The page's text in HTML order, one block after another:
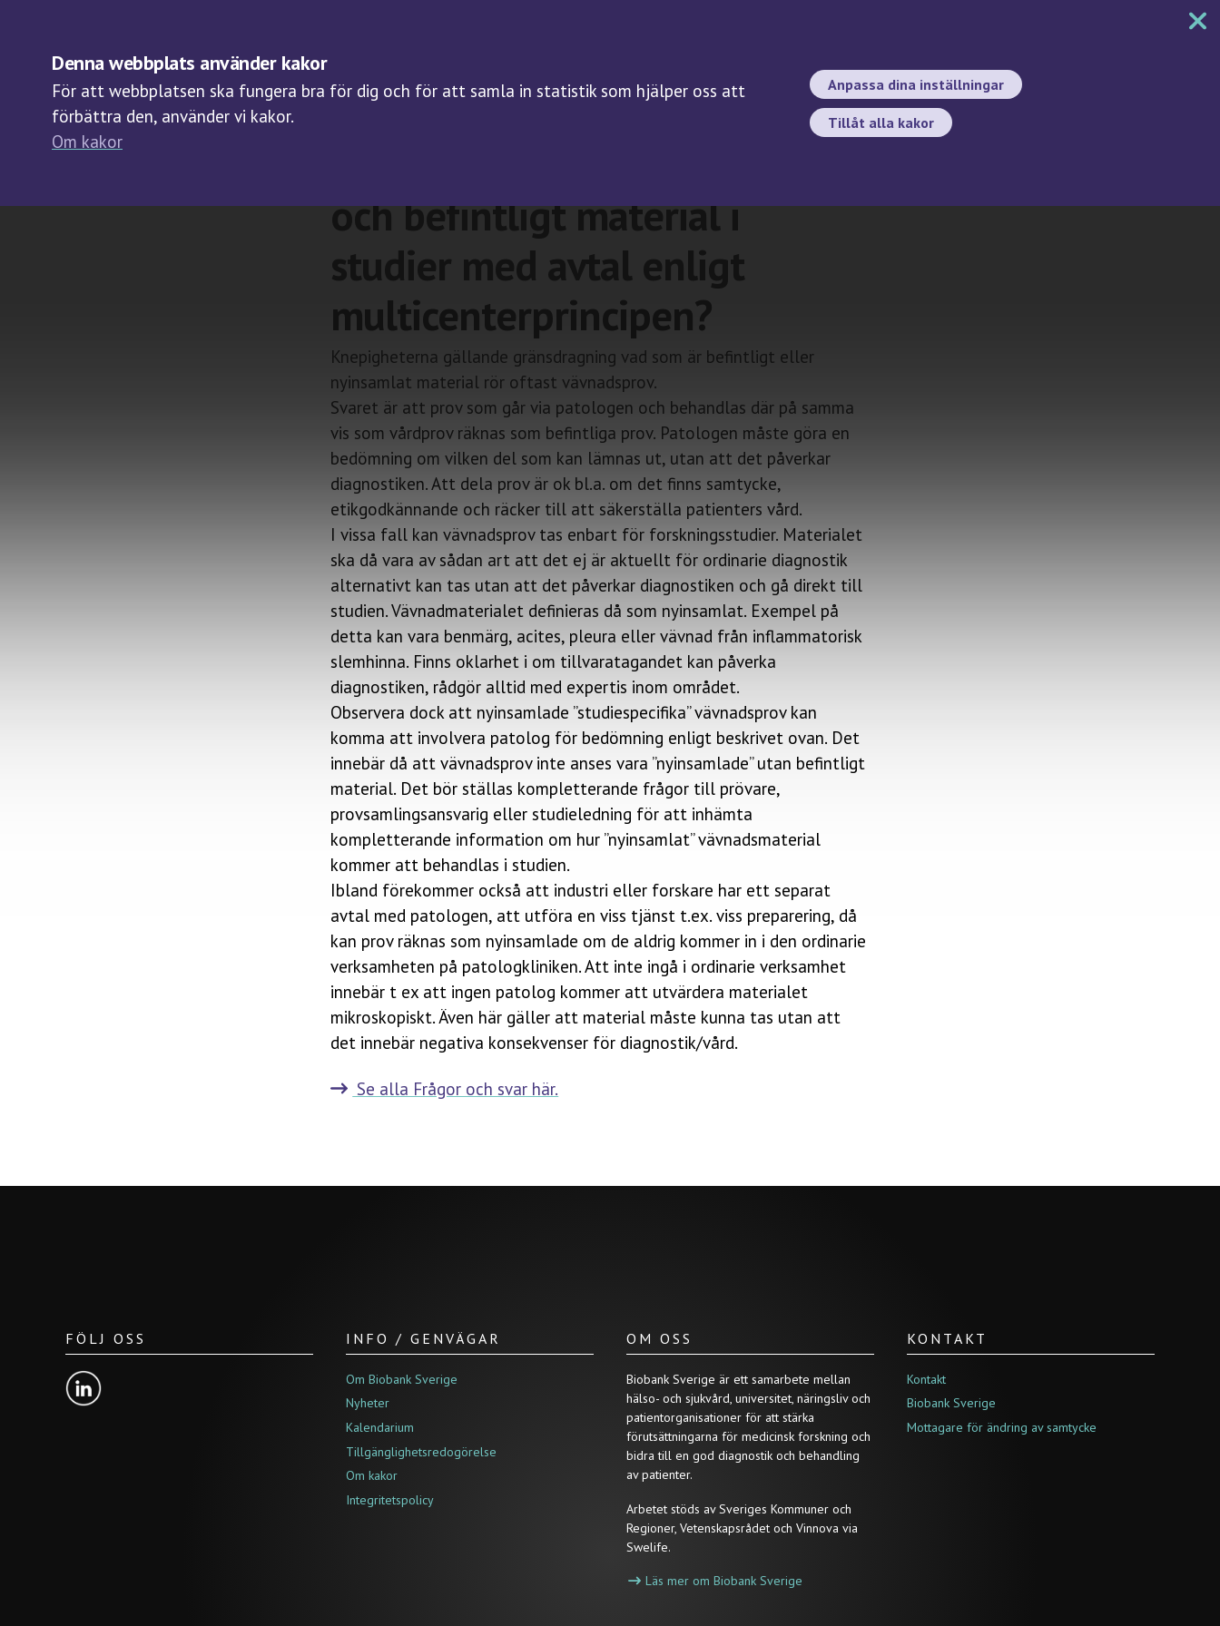
Denna webbplats använder kakor
För att webbplatsen ska fungera bra för dig och för att samla in statistik som hjälper oss att
förbättra den, använder vi kakor.
Om kakor
Anpassa dina inställningar
Tillåt alla kakor
och befintligt material i
studier med avtal enligt
multicenterprincipen?
Knepigheterna gällande gränsdragning vad som är befintligt eller
nyinsamlat material rör oftast vävnadsprov.
Svaret är att prov som går via patologen och behandlas där på samma
vis som vårdprov räknas som befintliga prov. Patologen måste göra en
bedömning om vilken del som kan lämnas ut, utan att det påverkar
diagnostiken. Att dela prov är ok bl.a. om det finns samtycke,
etikgodkännande och räcker till att säkerställa patienters vård.
I vissa fall kan vävnadsprov tas enbart för forskningsstudier. Materialet
ska då vara av sådan art att det ej är aktuellt för ordinarie diagnostik
alternativt kan tas utan att det påverkar diagnostiken och gå direkt till
studien. Vävnadmaterialet definieras då som nyinsamlat. Exempel på
detta kan vara benmärg, acites, pleura eller vävnad från inflammatorisk
slemhinna. Finns oklarhet i om tillvaratagandet kan påverka
diagnostiken, rådgör alltid med expertis inom området.
Observera dock att nyinsamlade ”studiespecifika” vävnadsprov kan
komma att involvera patolog för bedömning enligt beskrivet ovan. Det
innebär då att vävnadsprov inte anses vara ”nyinsamlade” utan befintligt
material. Det bör ställas kompletterande frågor till prövare,
provsamlingsansvarig eller studieledning för att inhämta
kompletterande information om hur ”nyinsamlat” vävnadsmaterial
kommer att behandlas i studien.
Ibland förekommer också att industri eller forskare har ett separat
avtal med patologen, att utföra en viss tjänst t.ex. viss preparering, då
kan prov räknas som nyinsamlade om de aldrig kommer in i den ordinarie
verksamheten på patologkliniken. Att inte ingå i ordinarie verksamhet
innebär t ex att ingen patolog kommer att utvärdera materialet
mikroskopiskt. Även här gäller att material måste kunna tas utan att
det innebär negativa konsekvenser för diagnostik/vård.
Se alla Frågor och svar här.
FÖLJ OSS INFO / GENVÄGAR
Om Biobank Sverige
Nyheter
Kalendarium
Tillgänglighetsredogörelse
Om kakor
Integritetspolicy
OM OSS
Biobank Sverige är ett samarbete mellan
hälso- och sjukvård, universitet, näringsliv och
patientorganisationer för att stärka
förutsättningarna för medicinsk forskning och
bidra till en god diagnostik och behandling
av patienter.
Arbetet stöds av Sveriges Kommuner och
Regioner, Vetenskapsrådet och Vinnova via
Swelife.
Läs mer om Biobank Sverige
KONTAKT
Kontakt
Biobank Sverige
Mottagare för ändring av samtycke